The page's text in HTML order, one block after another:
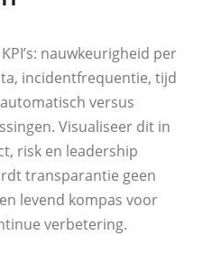
nauwkeurigheid per
incidentfrequentie, tijd
versus
Visualiseer dit in
risk en leadership
transparantie geen
levend kompas voor
verbetering.